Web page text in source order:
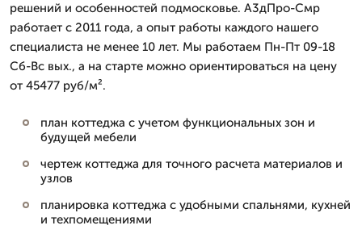
решений и особенностей подмосковье. А3дПро-Смр
работает с 2011 года, а опыт работы каждого нашего
специалиста не менее 10 лет. Мы работаем Пн-Пт 09-18
Сб-Вс вых., а на старте можно ориентироваться на цену
от 45477 руб/м².
план коттеджа с учетом функциональных зон и
будущей мебели
чертеж коттеджа для точного расчета материалов и
узлов
планировка коттеджа с удобными спальнями, кухней
и техпомещениями